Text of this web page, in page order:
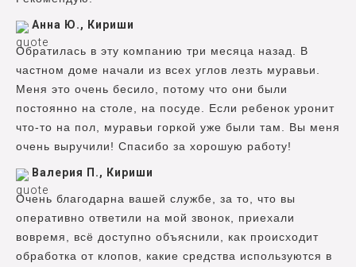
Анна Ю., Кириши
Обратилась в эту компанию три месяца назад. В
частном доме начали из всех углов лезть муравьи.
Меня это очень бесило, потому что они были
постоянно на столе, на посуде. Если ребенок уронит
что-то на пол, муравьи горкой уже были там. Вы меня
очень выручили! Спасибо за хорошую работу!
Валерия П., Кириши
Очень благодарна вашей службе, за то, что вы
оперативно ответили на мой звонок, приехали
вовремя, всё доступно объяснили, как происходит
обработка от клопов, какие средства используются в